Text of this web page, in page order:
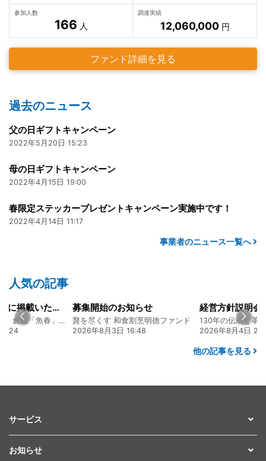
参加人数
166 人
調達実績
12,060,000円
ファンド詳細を見る
過去のニュース
父の日ギフトキャンペーン
2022年5月20日 15:23
母の日ギフトキャンペーン
2022年4月15日 19:00
春限定ステッカープレゼントキャンペーン実施中です！
2022年4月14日 11:17
事業者のニュース一覧へ
人気の記事
山陽新聞の一面に掲載いただきました！
創業128年の魚屋 倉敷「魚春」ファンド
募集開始のお知らせ
贅を尽くす 和食割烹明徳ファンド
2026年8月3日 16:48
2026年8月4日
他の記事を見る
サービス
お知らせ